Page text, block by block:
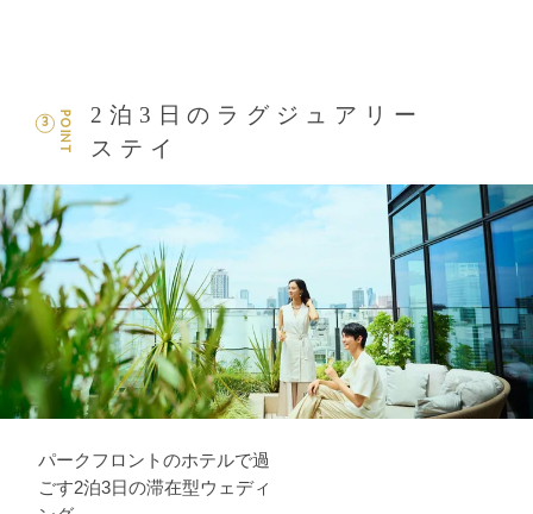
POINT
3
2泊3日のラグジュアリー
ステイ
パークフロントのホテルで過
ごす2泊3日の滞在型ウェディ